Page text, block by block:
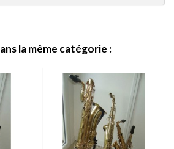
la même catégorie :